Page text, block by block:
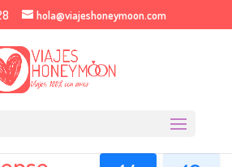
hola@viajeshoneymoon.com